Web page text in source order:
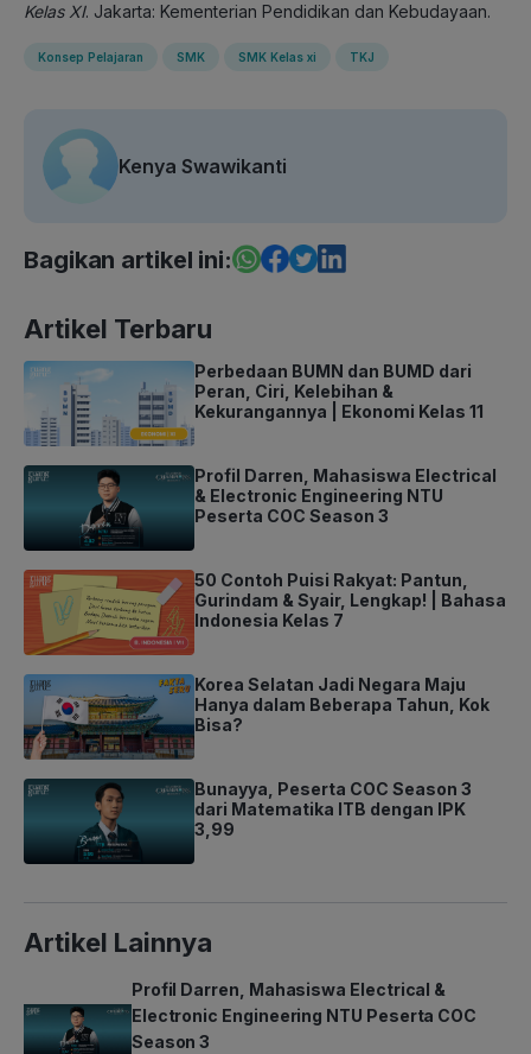
Kelas XI. Jakarta: Kementerian Pendidikan dan Kebudayaan.
Konsep Pelajaran SMK SMK Kelas xi TKJ
Kenya Swawikanti
Bagikan artikel ini:
Artikel Terbaru
Perbedaan BUMN dan BUMD dari
Peran, Ciri, Kelebihan &
Kekurangannya | Ekonomi Kelas 11
Profil Darren, Mahasiswa Electrical
& Electronic Engineering NTU
Peserta COC Season 3
50 Contoh Puisi Rakyat: Pantun,
Gurindam & Syair, Lengkap! | Bahasa
Indonesia Kelas 7
Korea Selatan Jadi Negara Maju
Hanya dalam Beberapa Tahun, Kok
Bisa?
Bunayya, Peserta COC Season 3
dari Matematika ITB dengan IPK
3,99
Artikel Lainnya
Profil Darren, Mahasiswa Electrical &
Electronic Engineering NTU Peserta COC
Season 3